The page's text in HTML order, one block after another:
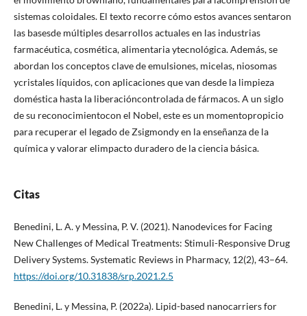
sistemas coloidales. El texto recorre cómo estos avances sentaron
las basesde múltiples desarrollos actuales en las industrias
farmacéutica, cosmética, alimentaria ytecnológica. Además, se
abordan los conceptos clave de emulsiones, micelas, niosomas
ycristales líquidos, con aplicaciones que van desde la limpieza
doméstica hasta la liberacióncontrolada de fármacos. A un siglo
de su reconocimientocon el Nobel, este es un momentopropicio
para recuperar el legado de Zsigmondy en la enseñanza de la
química y valorar elimpacto duradero de la ciencia básica.
Citas
Benedini, L. A. y Messina, P. V. (2021). Nanodevices for Facing
New Challenges of Medical Treatments: Stimuli-Responsive Drug
Delivery Systems. Systematic Reviews in Pharmacy, 12(2), 43–64.
https://doi.org/10.31838/srp.2021.2.5
Benedini, L. y Messina, P. (2022a). Lipid-based nanocarriers for